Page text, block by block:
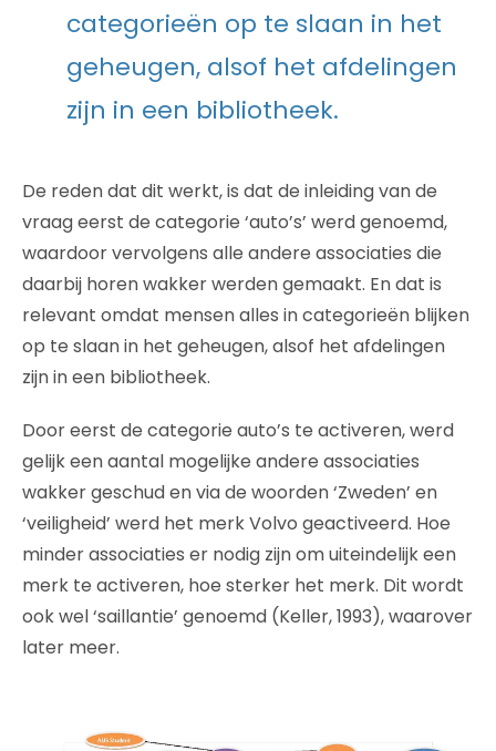
categorieën op te slaan in het
geheugen, alsof het afdelingen
zijn in een bibliotheek.
De reden dat dit werkt, is dat de inleiding van de
vraag eerst de categorie ‘auto’s’ werd genoemd,
waardoor vervolgens alle andere associaties die
daarbij horen wakker werden gemaakt. En dat is
relevant omdat mensen alles in categorieën blijken
op te slaan in het geheugen, alsof het afdelingen
zijn in een bibliotheek.
Door eerst de categorie auto’s te activeren, werd
gelijk een aantal mogelijke andere associaties
wakker geschud en via de woorden ‘Zweden’ en
‘veiligheid’ werd het merk Volvo geactiveerd. Hoe
minder associaties er nodig zijn om uiteindelijk een
merk te activeren, hoe sterker het merk. Dit wordt
ook wel ‘saillantie’ genoemd (Keller, 1993), waarover
later meer.